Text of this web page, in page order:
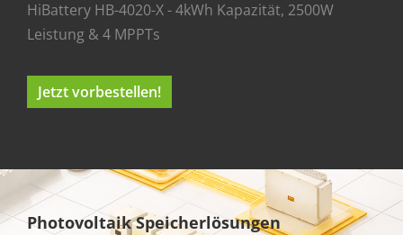
Photovoltaik Speicherlösungen
HiBattery HB-4020-X - 4kWh Kapazität, 2500W
Leistung & 4 MPPTs
Jetzt vorbestellen!